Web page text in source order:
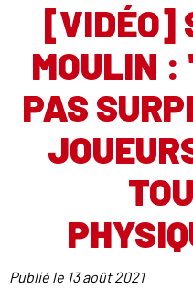
[VIDÉO]
MOULIN :
PAS
Publié le 13 août 2021